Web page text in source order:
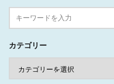
カテゴリー